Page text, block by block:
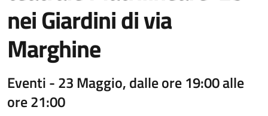
nei Giardini di via
Marghine
Eventi - 23 Maggio, dalle ore 19:00 alle
ore 21:00